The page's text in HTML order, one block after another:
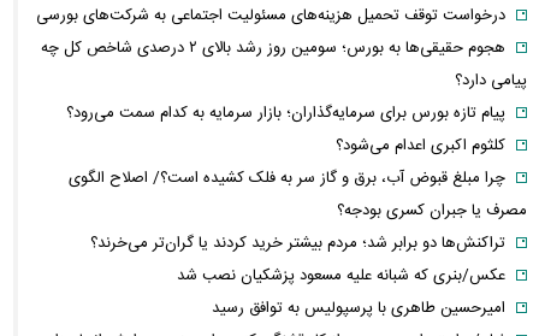
درخواست توقف تحمیل هزینه‌های مسئولیت اجتماعی به شرکت‌های بورسی
هجوم حقیقی‌ها به بورس؛ سومین روز رشد بالای ۲ درصدی شاخص کل چه
پیامی دارد؟
پیام تازه بورس برای سرمایه‌گذاران؛ بازار سرمایه به کدام سمت می‌رود؟
کلثوم اکبری اعدام می‌شود؟
چرا مبلغ قبوض آب، برق و گاز سر به فلک کشیده است؟/ اصلاح الگوی
مصرف یا جبران کسری بودجه؟
تراکنش‌ها دو برابر شد؛ مردم بیشتر خرید کردند یا گران‌تر می‌خرند؟
عکس/بنری که شبانه علیه مسعود پزشکیان نصب شد
امیرحسین طاهری با پرسپولیس به توافق رسید